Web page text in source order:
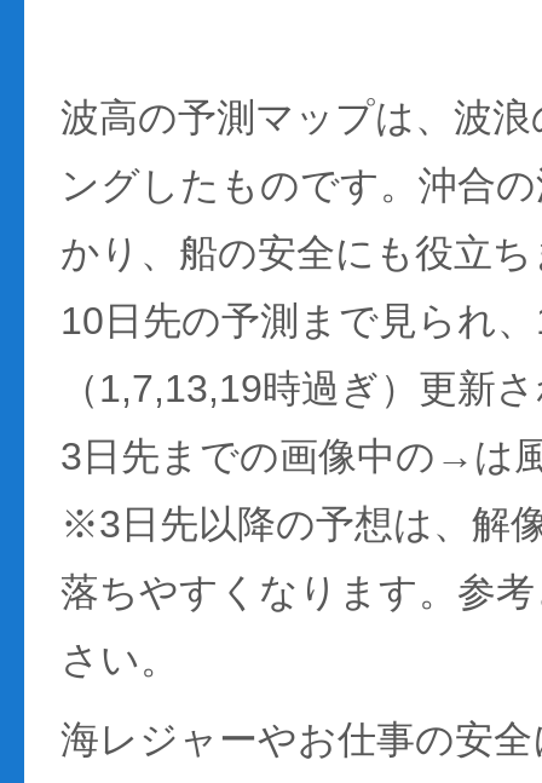
波高の予測マップは、波
ングしたものです。沖合
かり、船の安全にも役立
10日先の予測まで見られ
（1,7,13,19時過ぎ）更新
3日先までの画像中の→は
※3日先以降の予想は、解
落ちやすくなります。参
さい。
海レジャーやお仕事の安